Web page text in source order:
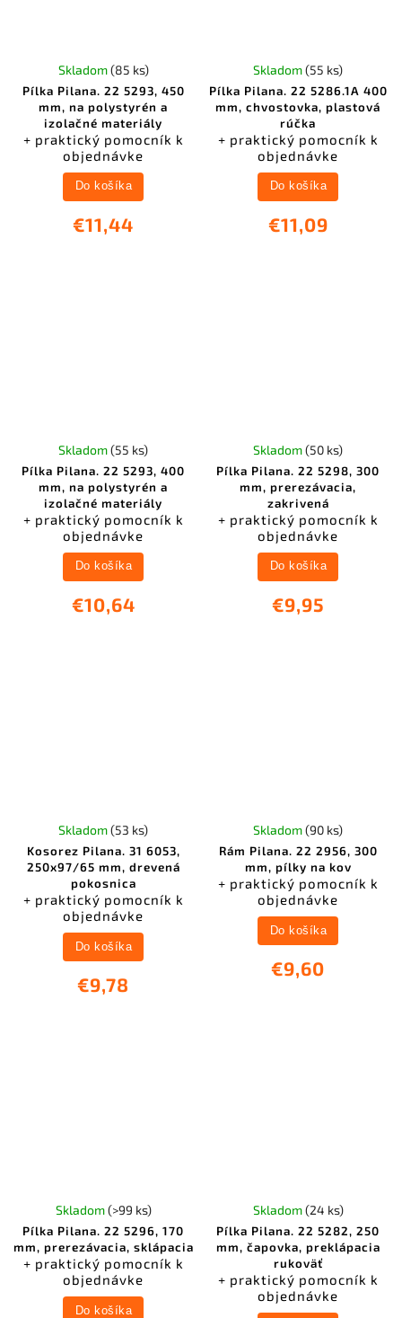
Pílka Pilana. 22 5293, 450
mm, na polystyrén a
izolačné materiály
+ praktický pomocník k
objednávke
Skladom(85 ks)
€11,44
Do košíka
Pílka Pilana. 22 5286.1A 400
mm, chvostovka, plastová
rúčka
+ praktický pomocník k
objednávke
Skladom(55 ks)
€11,09
Do košíka
Pílka Pilana. 22 5293, 400
mm, na polystyrén a
izolačné materiály
+ praktický pomocník k
objednávke
Skladom(55 ks)
€10,64
Do košíka
Pílka Pilana. 22 5298, 300
mm, prerezávacia,
zakrivená
+ praktický pomocník k
objednávke
Skladom(50 ks)
€9,95
Do košíka
Kosorez Pilana. 31 6053,
250x97/65 mm, drevená
pokosnica
+ praktický pomocník k
objednávke
Skladom(53 ks)
€9,78
Do košíka
Rám Pilana. 22 2956, 300
mm, pílky na kov
+ praktický pomocník k
objednávke
Skladom(90 ks)
€9,60
Do košíka
Pílka Pilana. 22 5296, 170
mm, prerezávacia, sklápacia
+ praktický pomocník k
objednávke
Skladom(>99 ks)
Do košíka
Pílka Pilana. 22 5282, 250
mm, čapovka, preklápacia
rukoväť
+ praktický pomocník k
objednávke
Skladom(24 ks)